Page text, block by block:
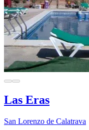
Las Eras
San Lorenzo de Calatrava